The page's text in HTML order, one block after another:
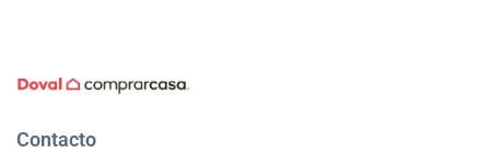
Contacto